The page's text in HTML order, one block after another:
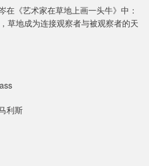
在《艺术家在草地上画一头牛》中：
草地成为连接观察者与被观察者的天
利斯